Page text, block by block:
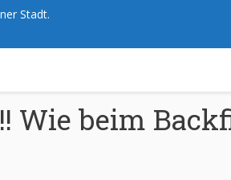
Stadt.
Wie beim